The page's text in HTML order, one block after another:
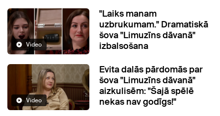
Video
"Laiks manam
uzbrukumam." Dramatiskā
šova "Limuzīns dāvanā"
izbalsošana
Video
Evita dalās pārdomās par
šova "Limuzīns dāvanā"
aizkulisēm: "Šajā spēlē
nekas nav godīgs!"